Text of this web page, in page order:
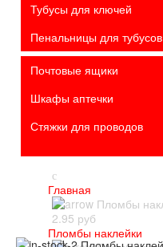
Тубусы для ключей
Пенальницы для тубусов
Почтовые ящики
Шкафы аптечки
Стяжки для проводов
Главная
Пломбы наклейки